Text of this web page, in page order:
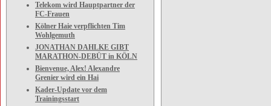
Telekom wird Hauptpartner der
FC-Frauen
Kölner Haie verpflichten Tim
Wohlgemuth
JONATHAN DAHLKE GIBT
MARATHON-DEBÜT in KÖLN
Bienvenue, Alex! Alexandre
Grenier wird ein Hai
Kader-Update vor dem
Trainingsstart